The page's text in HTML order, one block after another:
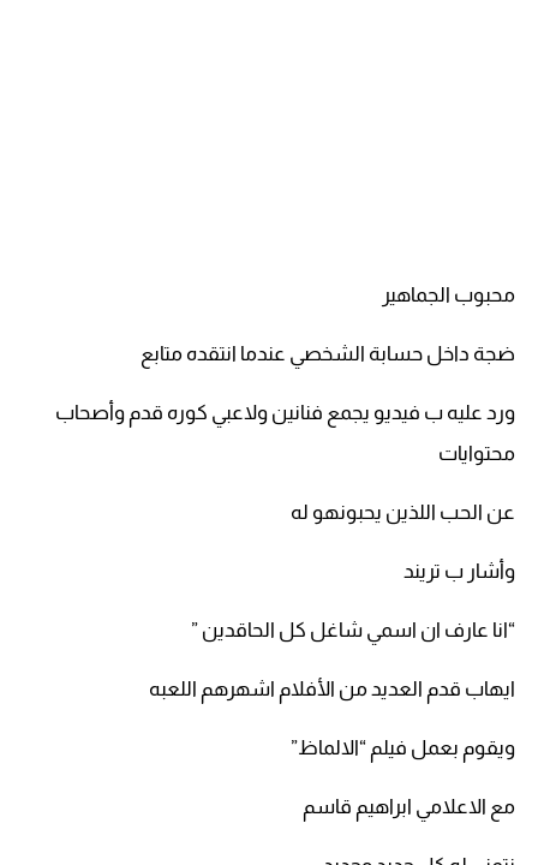
محبوب الجماهير
ضجة داخل حسابة الشخصي عندما انتقده متابع
ورد عليه ب فيديو يجمع فنانين ولاعبي كوره قدم وأصحاب
محتوايات
عن الحب اللذين يحبونهو له
وأشار ب تريند
“انا عارف ان اسمي شاغل كل الحاقدين ”
ايهاب قدم العديد من الأفلام اشهرهم اللعبه
ويقوم بعمل فيلم “الالماظ”
مع الاعلامي ابراهيم قاسم